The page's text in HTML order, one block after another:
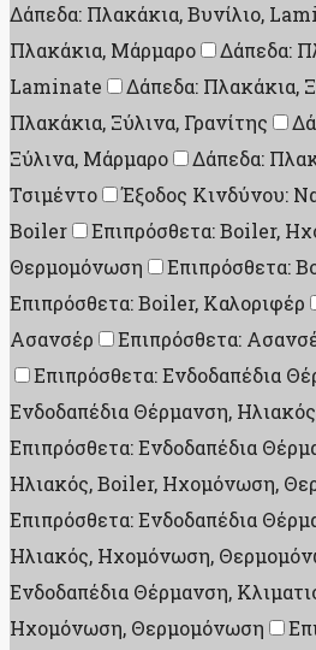
Δάπεδα: Πλακάκια, Βυνίλιο,
Πλακάκια, Μάρμαρο
Δάπεδα:
Laminate
Δάπεδα: Πλακάκια,
Πλακάκια, Ξύλινα, Γρανίτης
Ξύλινα, Μάρμαρο
Δάπεδα:
Τσιμέντο
Έξοδος Κινδύνου:
Boiler
Επιπρόσθετα: Boiler,
Θερμομόνωση
Επιπρόσθετα:
Επιπρόσθετα: Boiler, Καλοριφέρ
Ασανσέρ
Επιπρόσθετα:
Επιπρόσθετα: Ενδοδαπέδια
Ενδοδαπέδια Θέρμανση,
Επιπρόσθετα: Ενδοδαπέδια
Ηλιακός, Boiler, Ηχομόνωση,
Επιπρόσθετα: Ενδοδαπέδια
Ηλιακός, Ηχομόνωση,
Ενδοδαπέδια Θέρμανση,
Ηχομόνωση, Θερμομόνωση